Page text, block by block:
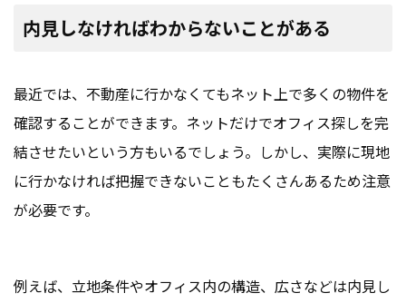
内見しなければわからないことがある
最近では、不動産に行かなくてもネット上で多くの物件を
確認することができます。ネットだけでオフィス探しを完
結させたいという方もいるでしょう。しかし、実際に現地
に行かなければ把握できないこともたくさんあるため注意
が必要です。
例えば、立地条件やオフィス内の構造、広さなどは内見し